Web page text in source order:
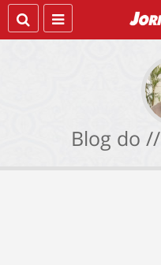
Blog do //